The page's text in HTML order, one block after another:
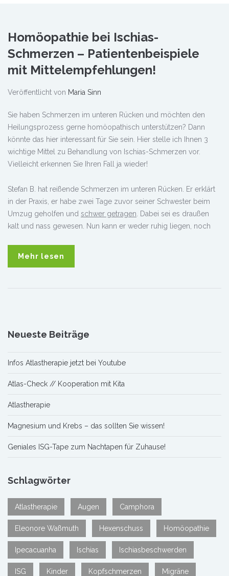
Homöopathie bei Ischias-
Schmerzen – Patientenbeispiele
mit Mittelempfehlungen!
Veröffentlicht von Maria Sinn
Sie haben Schmerzen im unteren Rücken und möchten den
Heilungsprozess gerne homöopathisch unterstützen? Dann
könnte das hier interessant für Sie sein. Hier stelle ich Ihnen 3
wichtige Mittel zu Behandlung von Ischias-Schmerzen vor.
Vielleicht erkennen Sie Ihren Fall ja wieder!
Stefan B. hat reißende Schmerzen im unteren Rücken. Er erklärt
in der Praxis, er habe zwei Tage zuvor seiner Schwester beim
Umzug geholfen und schwer getragen . Dabei sei es draußen
kalt und nass gewesen. Nun kann er weder ruhig liegen, noch
Mehr lesen
Neueste Beiträge
Infos Atlastherapie jetzt bei Youtube
Atlas-Check // Kooperation mit Kita
Atlastherapie
Magnesium und Krebs – das sollten Sie wissen!
Geniales ISG-Tape zum Nachtapen für Zuhause!
Schlagwörter
Atlastherapie Augen Camphora
Eleonore Waßmuth Hexenschuss Homöopathie
Ipecacuanha Ischias Ischiasbeschwerden
ISG Kinder Kopfschmerzen Migräne